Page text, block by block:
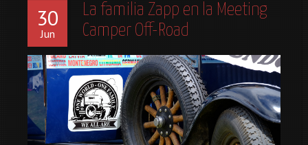
30
Jun
La familia Zapp en la Meeting
Camper Off-Road